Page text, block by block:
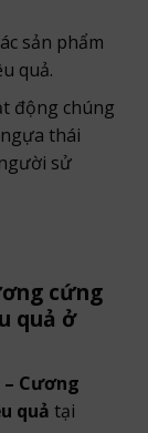
sản phẩm
quả.
động chúng
thái
sử
cứng
quả ở
Cương
quả tại